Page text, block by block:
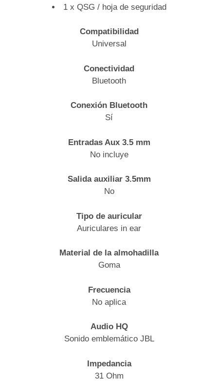
1 x QSG / hoja de seguridad
Compatibilidad
Universal
Conectividad
Bluetooth
Conexión Bluetooth
Sí
Entradas Aux 3.5 mm
No incluye
Salida auxiliar 3.5mm
No
Tipo de auricular
Auriculares in ear
Material de la almohadilla
Goma
Frecuencia
No aplica
Audio HQ
Sonido emblemático JBL
Impedancia
31 Ohm